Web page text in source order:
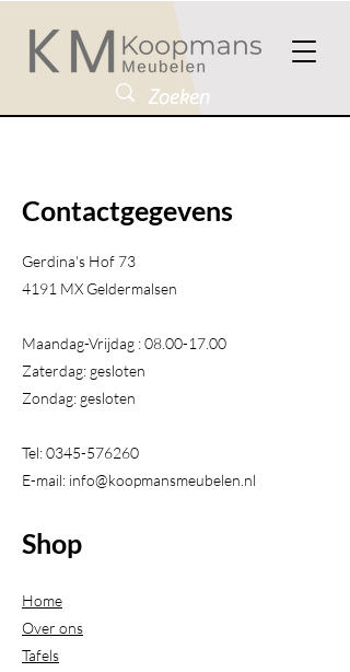
Contactgegevens
Gerdina's Hof 73
4191 MX Geldermalsen​
Maandag-Vrijdag :08.00-17.00
Zaterdag: gesloten
Zondag: gesloten
Tel:0345-576260
E-mail: info@koopmansmeubelen.nl
Shop
Home
Over ons
Tafels